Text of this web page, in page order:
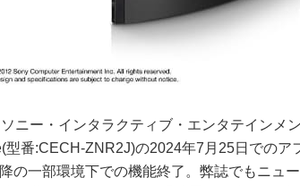
ニー・インタラクティブ・エンタテインメ
型番:CECH-ZNR2J)の2024年7月25日でのア
の一部環境下での機能終了。弊誌でもニュ